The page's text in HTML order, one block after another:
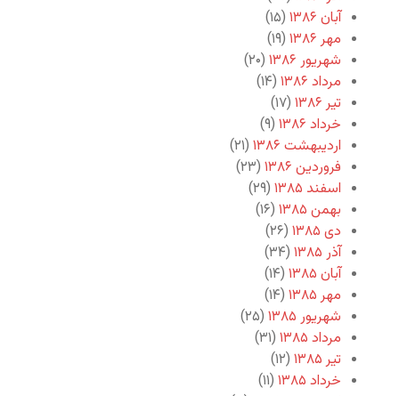
آبان ۱۳۸۶
(۱۵)
مهر ۱۳۸۶
(۱۹)
شهریور ۱۳۸۶
(۲۰)
مرداد ۱۳۸۶
(۱۴)
تیر ۱۳۸۶
(۱۷)
خرداد ۱۳۸۶
(۹)
اردیبهشت ۱۳۸۶
(۲۱)
فروردین ۱۳۸۶
(۲۳)
اسفند ۱۳۸۵
(۲۹)
بهمن ۱۳۸۵
(۱۶)
دی ۱۳۸۵
(۲۶)
آذر ۱۳۸۵
(۳۴)
آبان ۱۳۸۵
(۱۴)
مهر ۱۳۸۵
(۱۴)
شهریور ۱۳۸۵
(۲۵)
مرداد ۱۳۸۵
(۳۱)
تیر ۱۳۸۵
(۱۲)
خرداد ۱۳۸۵
(۱۱)